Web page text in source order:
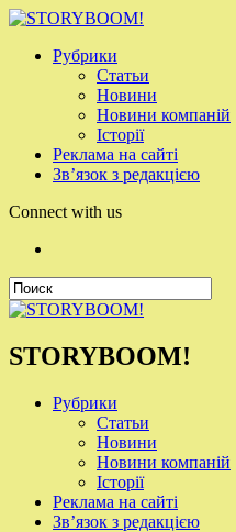
Рубрики
Статьи
Новини
Новини компаній
Історії
Реклама на сайті
Зв’язок з редакцією
Connect with us
STORYBOOM!
Рубрики
Статьи
Новини
Новини компаній
Історії
Реклама на сайті
Зв’язок з редакцією